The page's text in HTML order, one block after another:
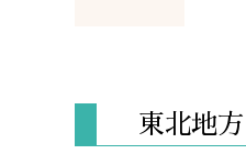
東北地方